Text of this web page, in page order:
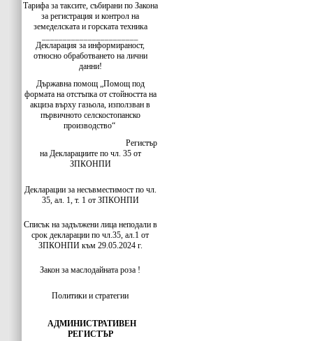
Тарифа за таксите, събирани по Закона
за регистрация и контрол на
земеделската и горската техника
Декларация за информираност,
относно обработването на лични
данни!
Държавна помощ „Помощ под
формата на отстъпка от стойността на
акциза върху газьола, използван в
първичното селскостопанско
производство“
Регистър
на Декларациите по чл. 35 от
ЗПКОНПИ
Декларации за несъвместимост по чл.
35, ал. 1, т. 1 от ЗПКОНПИ
Списък на задължени лица неподали в
срок декларации по чл.35, ал.1 от
ЗПКОНПИ към 29.05.2024 г.
Закон за маслодайната роза !
Политики и стратегии
АДМИНИСТРАТИВЕН
РЕГИСТЪР